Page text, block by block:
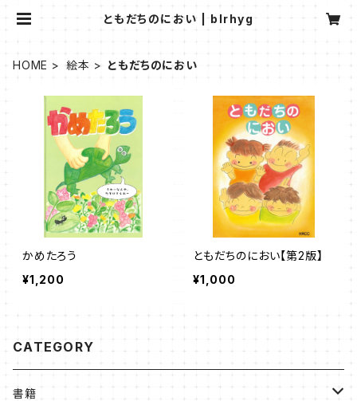
ともだちのにおい | blrhyg
HOME 絵本 ともだちのにおい
かめたろう
¥1,200
ともだちのにおい【第2版】
¥1,000
CATEGORY
書籍